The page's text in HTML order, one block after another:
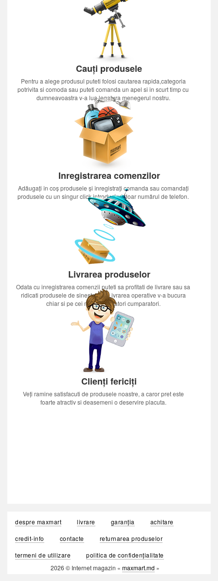
Cauți produsele
Pentru a alege produsul puteti folosi cautarea rapida,categoria
potrivita si comoda sau puteti comanda un apel si in scurt timp cu
dumneavoastra v-a lua legatura menegerul nostru.
Inregistrarea comenzilor
Adăugați în coș produsele și înregistrați comanda sau comandați
produsele cu un singur click introducînd doar numărul de telefon.
Livrarea produselor
Odata cu inregistrarea comenzii puteti sa profitati de livrare sau sa
ridicati produsele de sinestatator.Livrarea operative v-a bucura
chiar si pe cei mai nerabdatori cumparatori.
Clienți fericiți
Veți ramine satisfacuti de produsele noastre, a caror pret este
foarte atractiv si deasemeni o deservire placuta.
despre maxmart livrare garanția
achitare
credit-info
contacte
returnarea produselor
termeni de utilizare
politica de confidențialitate
2026 © Internet magazin « maxmart.md »